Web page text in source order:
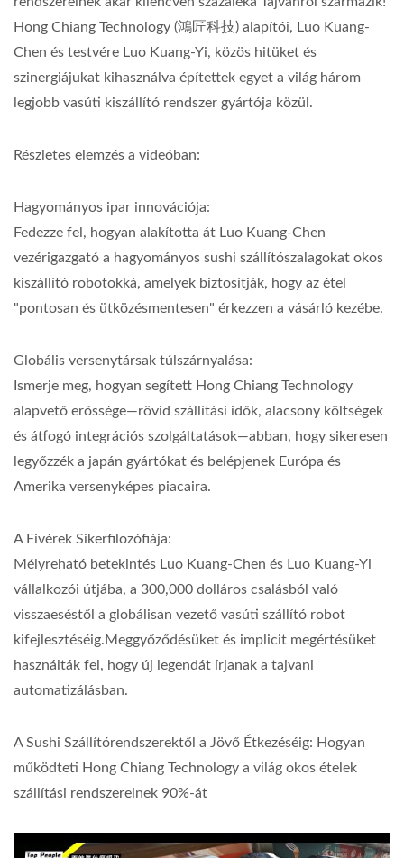
Hong Chiang Technology (鴻匠科技) alapítói, Luo Kuang-
Chen és testvére Luo Kuang-Yi, közös hitüket és
szinergiájukat kihasználva építettek egyet a világ három
legjobb vasúti kiszállító rendszer gyártója közül.
Részletes elemzés a videóban:
Hagyományos ipar innovációja:
Fedezze fel, hogyan alakította át Luo Kuang-Chen
vezérigazgató a hagyományos sushi szállítószalagokat okos
kiszállító robotokká, amelyek biztosítják, hogy az étel
"pontosan és ütközésmentesen" érkezzen a vásárló kezébe.
Globális versenytársak túlszárnyalása:
Ismerje meg, hogyan segített Hong Chiang Technology
alapvető erőssége—rövid szállítási idők, alacsony költségek
és átfogó integrációs szolgáltatások—abban, hogy sikeresen
legyőzzék a japán gyártókat és belépjenek Európa és
Amerika versenyképes piacaira.
A Fivérek Sikerfilozófiája:
Mélyreható betekintés Luo Kuang-Chen és Luo Kuang-Yi
vállalkozói útjába, a 300,000 dolláros csalásból való
visszaeséstől a globálisan vezető vasúti szállító robot
kifejlesztéséig.Meggyőződésüket és implicit megértésüket
használták fel, hogy új legendát írjanak a tajvani
automatizálásban.
A Sushi Szállítórendszerektől a Jövő Étkezéséig: Hogyan
működteti Hong Chiang Technology a világ okos ételek
szállítási rendszereinek 90%-át